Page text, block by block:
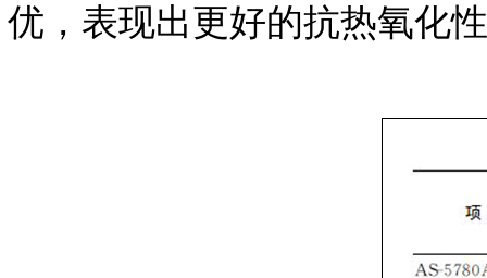
优，表现出更好的抗热氧化